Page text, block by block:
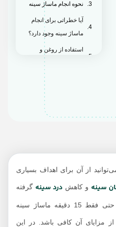
نحوه انجام ماساژ سینه
آیا خطراتی برای انجام
ماساژ سینه وجود دارد؟
استفاده از روغن‌ و
پماد‌ها برای ماساژ سینه
از آن برای اهداف بسیاری
و کاهشدرد سینهگرفته
تا بهبود تجربه شیردهی خود. حتی فقط 15 دقیقه ماساژ سینه
آن کافی باشد. در این